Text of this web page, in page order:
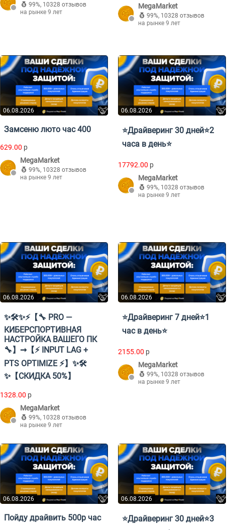
99%, 10328 отзывов
на рынке 9 лет
MegaMarket
99%, 10328 отзывов
на рынке 9 лет
06.08.2026
Замсеню люто час 400
629.00 p
MegaMarket
99%, 10328 отзывов
на рынке 9 лет
06.08.2026
⭐Драйверинг 30 дней⭐2
часа в день⭐
17792.00 p
MegaMarket
99%, 10328 отзывов
на рынке 9 лет
06.08.2026
✨🛠️✨⚡【🔧 PRO —
КИБЕРСПОРТИВНАЯ
НАСТРОЙКА ВАШЕГО ПК
🔧】➞【⚡ INPUT LAG +
PTS OPTIMIZE ⚡】✨🛠️
✨【СКИДКА 50%】
1328.00 p
MegaMarket
99%, 10328 отзывов
на рынке 9 лет
06.08.2026
⭐Драйверинг 7 дней⭐1
час в день⭐
2155.00 p
MegaMarket
99%, 10328 отзывов
на рынке 9 лет
06.08.2026
Пойду драйвить 500р час
06.08.2026
⭐Драйверинг 30 дней⭐3